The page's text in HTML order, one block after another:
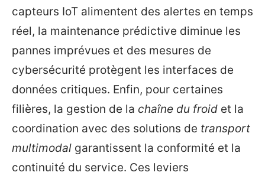
capteurs IoT alimentent des alertes en temps
réel, la maintenance prédictive diminue les
pannes imprévues et des mesures de
cybersécurité protègent les interfaces de
données critiques. Enfin, pour certaines
filières, la gestion de la chaîne du froid et la
coordination avec des solutions de transport
multimodal garantissent la conformité et la
continuité du service. Ces leviers